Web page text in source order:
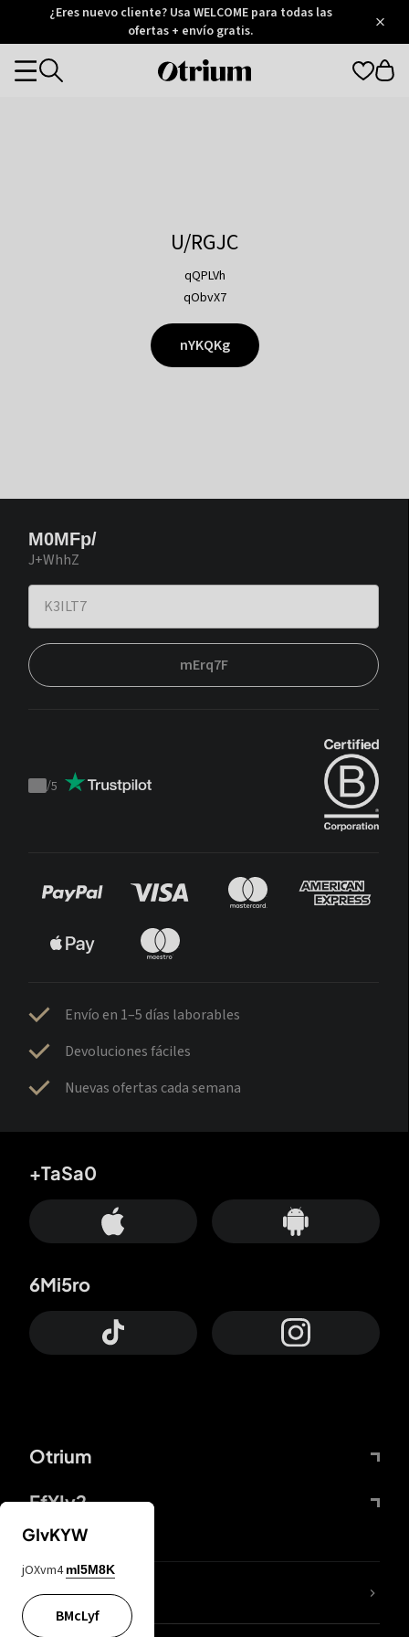
Otrium
Trustpilot
¿Eres nuevo cliente? Usa WELCOME para todas las
ofertas + envío gratis.
Otrium
Categories
U/RGJC
qQPLVh
qObvX7
nYKQKg
M0MFp/
J+WhhZ
mErq7F
Trustpilot
/5
Envío en 1–5 días laborables
Devoluciones fáciles
Nuevas ofertas cada semana
Otrium
FfYIy2
+TaSa0
6Mi5ro
65A04M
GIvKYW
jOXvm4 mI5M8K
BMcLyf